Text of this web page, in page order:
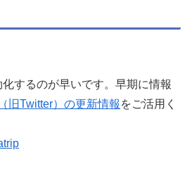
するのが早いです。早期に情報
旧Twitter）の更新情報 をご活用く